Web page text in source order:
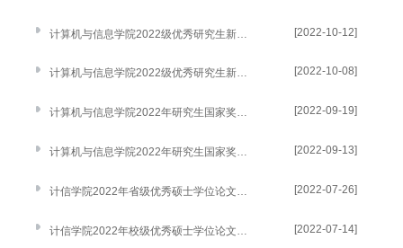
[2022-10-12]
计算机与信息学院2022级优秀研究生新生奖学金、2022年研究生学业奖学金评审办法 [2022-10-08]
计算机与信息学院2022年研究生国家奖学金学院评审结果公示 [2022-09-19]
计算机与信息学院2022年研究生国家奖学金评审办法及实施细则 [2022-09-13]
[2022-07-26]
[2022-07-14]